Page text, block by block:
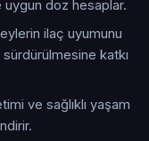
doz hesaplar.
ilaç uyumunu
katkı
ve sağlıklı yaşam